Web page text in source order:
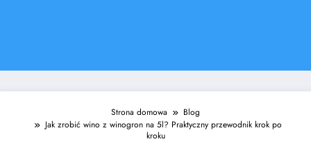
Strona domowa
Blog
Jak zrobić wino z winogron na 5l? Praktyczny przewodnik krok po
kroku